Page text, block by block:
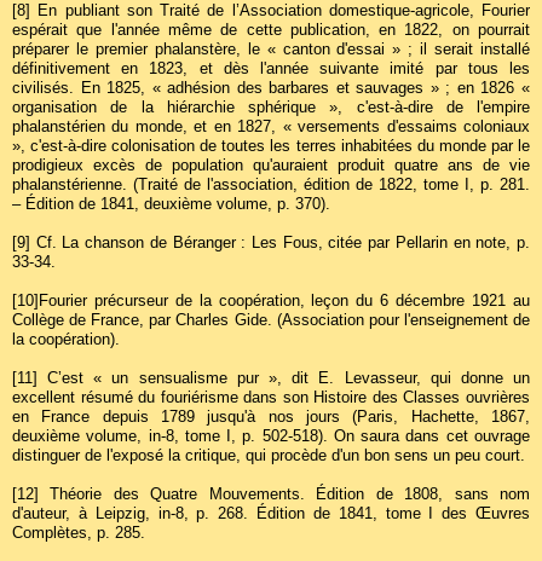
[8]
En publiant son Traité de l’Association domestique-agricole, Fourier
espérait que l'année même de cette publication, en 1822, on pourrait
préparer le premier phalanstère, le « canton d'essai » ; il serait installé
définitivement en 1823, et dès l'année suivante imité par tous les
civilisés. En 1825, « adhésion des barbares et sauvages » ; en 1826 «
organisation de la hiérarchie sphérique », c'est-à-dire de l'empire
phalanstérien du monde, et en 1827, « versements d'essaims coloniaux
», c'est-à-dire colonisation de toutes les terres inhabitées du monde par le
prodigieux excès de population qu'auraient produit quatre ans de vie
phalanstérienne. (Traité de l'association, édition de 1822, tome I, p. 281.
– Édition de 1841, deuxième volume, p. 370).
[9] Cf. La chanson de Béranger : Les Fous, citée par Pellarin en note, p.
33-34.
[10] Fourier précurseur de la coopération, leçon du 6 décembre 1921 au
Collège de France, par Charles Gide. (Association pour l'enseignement de
la coopération).
[11]
C’est « un sensualisme pur », dit E. Levasseur, qui donne un
excellent résumé du fouriérisme dans son Histoire des Classes ouvrières
en France depuis 1789 jusqu'à nos jours (Paris, Hachette, 1867,
deuxième volume, in-8, tome I, p. 502-518). On saura dans cet ouvrage
distinguer de l'exposé la critique, qui procède d'un bon sens un peu court.
[12]
Théorie des Quatre Mouvements. Édition de 1808, sans nom
d'auteur, à Leipzig, in-8, p. 268. Édition de 1841, tome I des Œuvres
Complètes, p. 285.